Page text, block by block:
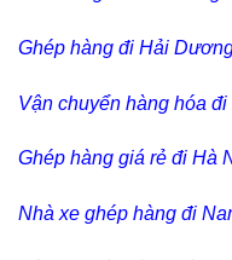
Ghép hàng đi Hải
Vận chuyển hàng hóa
Ghép hàng giá rẻ đi Hà
Nhà xe ghép hàng đi